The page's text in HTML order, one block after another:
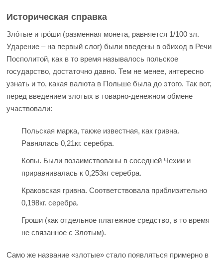
Историческая справка
Зло́тые и гро́ши (разменная монета, равняется 1/100 зл.
Ударение – на первый слог) были введены в обиход в Речи
Посполитой, как в то время называлось польское
государство, достаточно давно. Тем не менее, интересно
узнать и то, какая валюта в Польше была до этого. Так вот,
перед введением злотых в товарно-денежном обмене
участвовали:
Польская марка, также известная, как гривна.
Равнялась 0,21кг. серебра.
Копы. Были позаимствованы в соседней Чехии и
приравнивалась к 0,253кг серебра.
Краковская гривна. Соответствовала приблизительно
0,198кг. серебра.
Гроши (как отдельное платежное средство, в то время
не связанное с Злотым).
Само же название «злотые» стало появляться примерно в